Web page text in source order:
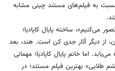
نسبت به فیلم‌های مستند چینی مشابه
می‌کنیم»، ساخته پایال کاپادیا؛
از دیگر آثار جدی کن است. هند، بعد
اما خانم پایال کاپادیا؛ مهمانی
طلایی» بهترین فیلم مستند؛ در